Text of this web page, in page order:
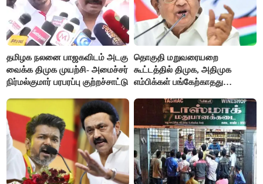
தமிழக நலனை பாஜகவிடம் அடகு
வைக்க திமுக முயற்சி- அமைச்சர்
நிர்மல்குமார் பரபரப்பு குற்றச்சாட்டு
தொகுதி மறுவரையறை
கூட்டத்தில் திமுக, அதிமுக
எம்பிக்கள் பங்கேற்காதது